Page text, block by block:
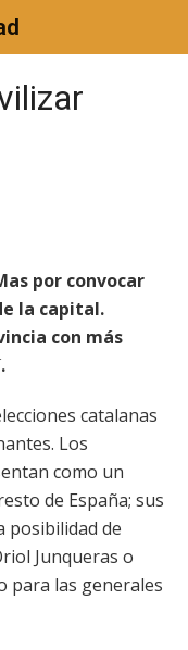
por convocar
la capital.
con más
catalanas
Los
como un
de España; sus
posibilidad de
Junqueras o
para las generales